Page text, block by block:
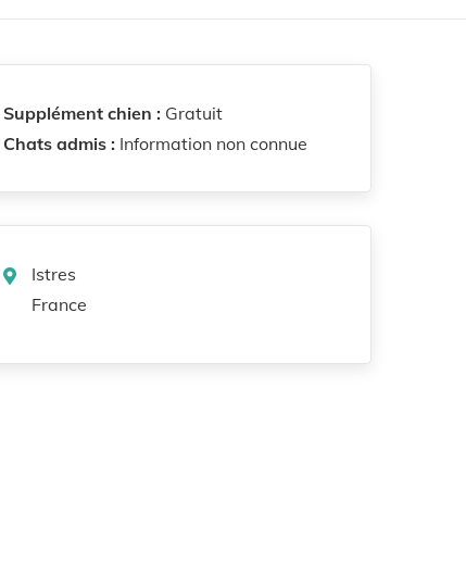
Supplément chien : Gratuit
Chats admis : Information non connue
Istres
France